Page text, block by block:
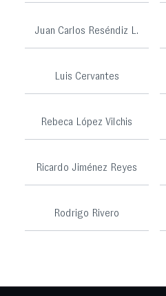
Juan Carlos Reséndiz L.
Luis Cervantes
Rebeca López Vilchis
Ricardo Jiménez Reyes
Rodrigo Rivero